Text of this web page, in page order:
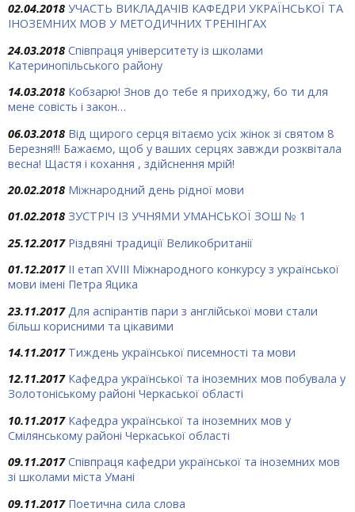
02.04.2018 УЧАСТЬ ВИКЛАДАЧІВ КАФЕДРИ УКРАЇНСЬКОЇ ТА
ІНОЗЕМНИХ МОВ У МЕТОДИЧНИХ ТРЕНІНГАХ
24.03.2018 Співпраця університету із школами
Катеринопільського району
14.03.2018 Кобзарю! Знов до тебе я приходжу, бо ти для
мене совість і закон…
06.03.2018 Від щирого серця вітаємо усіх жінок зі святом 8
Березня!!! Бажаємо, щоб у ваших серцях завжди розквітала
весна! Щастя і кохання , здійснення мрій!
20.02.2018 Міжнародний день рідної мови
01.02.2018 ЗУСТРІЧ ІЗ УЧНЯМИ УМАНСЬКОЇ ЗОШ № 1
25.12.2017 Різдвяні традиції Великобританії
01.12.2017 ІІ етап XVIII Міжнародного конкурсу з української
мови імені Петра Яцика
23.11.2017 Для аспірантів пари з англійської мови стали
більш корисними та цікавими
14.11.2017 Тиждень української писемності та мови
12.11.2017 Кафедра української та іноземних мов побувала у
Золотоніському районі Черкаської області
10.11.2017 Кафедра української та іноземних мов у
Смілянському районі Черкаської області
09.11.2017 Співпраця кафедри української та іноземних мов
зі школами міста Умані
09.11.2017 Поетична сила слова